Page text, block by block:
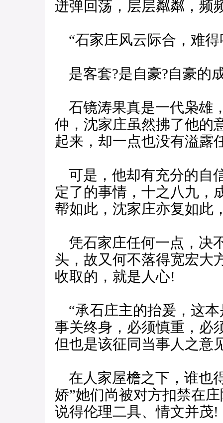
迸弹回荡，层层粼粼，频
“石家庄风云际合，难得
是客套?是自豪?自豪的
石镜涛果真是一代枭雄
仲，沈家庄虽然拂了他的
起来，却一点也没有溢露
可是，他却有充分的自
定了的事情，十之八九，
帮如此，沈家庄亦复如此
凭石家庄任何一点，决
头，故又何不落得宽宏大
收取的，就是人心!
“承石庄主的抬爰，这
事关终身，必须慎重，必
但也是该征同当事人之意
在人家屋檐之下，谁也
娇”她们尚被对方扣禁在
说得伦理二具、情文并茂!